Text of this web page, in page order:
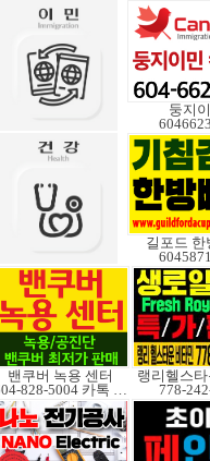
둥지
길포드 한
밴쿠버 녹용 센터
604-828-5004 카톡 Elkcanada
랭리헬스
778-